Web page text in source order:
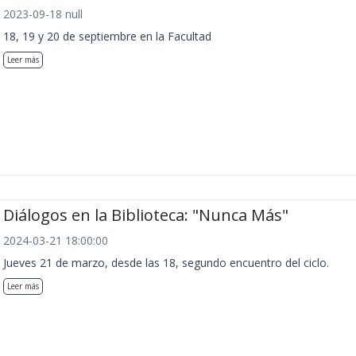
2023-09-18 null
18, 19 y 20 de septiembre en la Facultad
Leer más
Diálogos en la Biblioteca: "Nunca Más"
2024-03-21 18:00:00
Jueves 21 de marzo, desde las 18, segundo encuentro del ciclo.
Leer más